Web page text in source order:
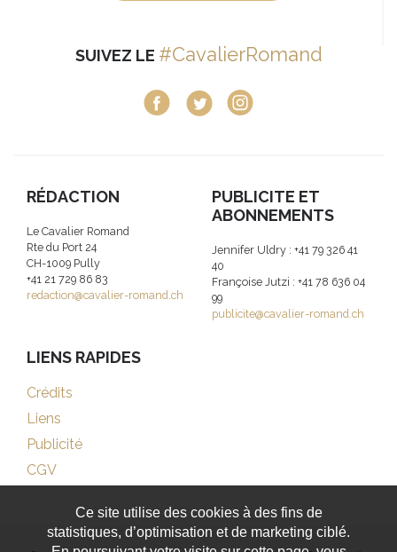
SUIVEZ LE #CavalierRomand
RÉDACTION
Le Cavalier Romand
Rte du Port 24
CH-1009 Pully
+41 21 729 86 83
redaction@cavalier-romand.ch
PUBLICITE ET
ABONNEMENTS
Jennifer Uldry : +41 79 326 41
40
Françoise Jutzi : +41 78 636 04
99
publicite@cavalier-romand.ch
LIENS RAPIDES
Crédits
Liens
Publicité
CGV
Ce site utilise des cookies à des fins de
statistiques, d’optimisation et de marketing ciblé.